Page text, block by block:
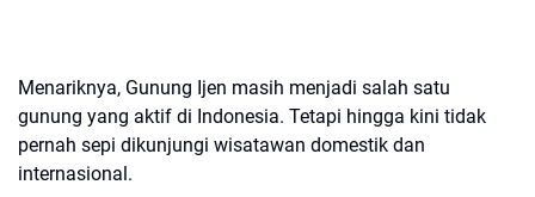
Menariknya, Gunung Ijen masih menjadi salah satu
gunung yang aktif di Indonesia. Tetapi hingga kini tidak
pernah sepi dikunjungi wisatawan domestik dan
internasional.